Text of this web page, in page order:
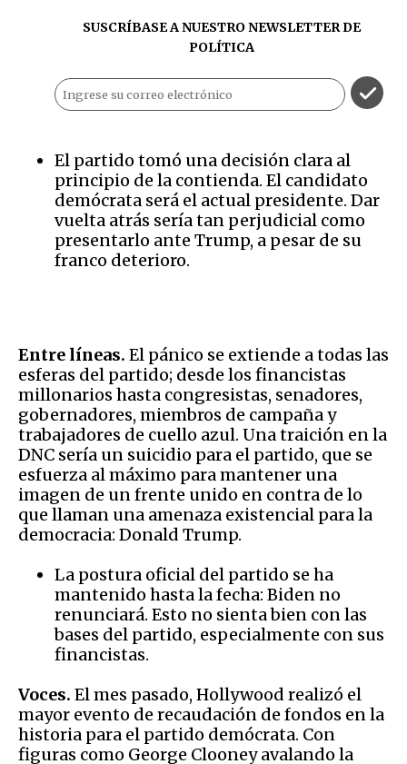
SUSCRÍBASE A NUESTRO NEWSLETTER DE
POLÍTICA
El partido tomó una decisión clara al
principio de la contienda. El candidato
demócrata será el actual presidente. Dar
vuelta atrás sería tan perjudicial como
presentarlo ante Trump, a pesar de su
franco deterioro.
Entre líneas. El pánico se extiende a todas las
esferas del partido; desde los financistas
millonarios hasta congresistas, senadores,
gobernadores, miembros de campaña y
trabajadores de cuello azul. Una traición en la
DNC sería un suicidio para el partido, que se
esfuerza al máximo para mantener una
imagen de un frente unido en contra de lo
que llaman una amenaza existencial para la
democracia: Donald Trump.
La postura oficial del partido se ha
mantenido hasta la fecha: Biden no
renunciará. Esto no sienta bien con las
bases del partido, especialmente con sus
financistas.
Voces. El mes pasado, Hollywood realizó el
mayor evento de recaudación de fondos en la
historia para el partido demócrata. Con
figuras como George Clooney avalando la